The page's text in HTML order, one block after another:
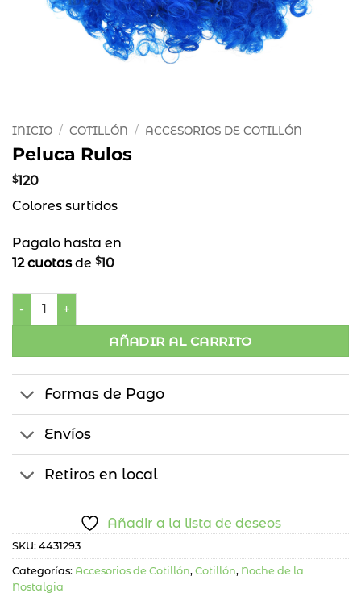
INICIO / COTILLÓN / ACCESORIOS DE COTILLÓN
Peluca Rulos
$120
Colores surtidos
Pagalo hasta en
12 cuotasde $10
Peluca Rulos cantidad
AÑADIR AL CARRITO
Formas de Pago
Envíos
Retiros en local
Añadir a la lista de deseos
SKU: 4431293
Categorías: Accesorios de Cotillón, Cotillón, Noche de la
Nostalgia